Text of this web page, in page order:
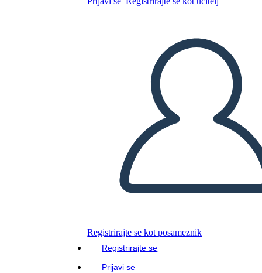
Registrirajte se kot posameznik
Registrirajte se
Prijavi se
Kopirajte to snemalno knjigo
USTVARITE SNEMALNO KNJIGO
PREDVAJANJE DIAPROJEKCIJE
PREBERI MI